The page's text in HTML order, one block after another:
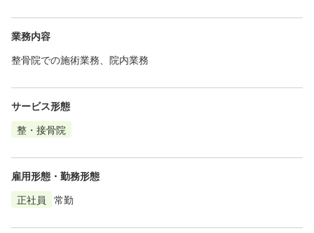
業務内容
整骨院での施術業務、院内業務
サービス形態
整・接骨院
雇用形態・勤務形態
正社員
常勤